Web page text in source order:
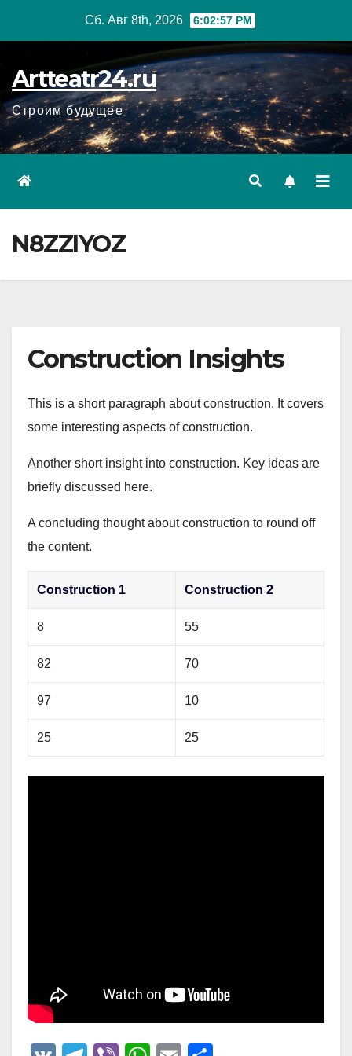
Сб. Авг 8th, 2026 6:02:58 PM
Artteatr24.ru
Строим будущее
N8ZZIYOZ
Construction Insights
This is a short paragraph about construction. It covers
some interesting aspects of construction.
Another short insight into construction. Key ideas are
briefly discussed here.
A concluding thought about construction to round off
the content.
Construction 1 Construction 2
8 55
82 70
97 10
25 25